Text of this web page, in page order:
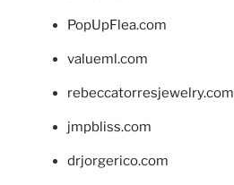
PopUpFlea.com
valueml.com
rebeccatorresjewelry.com
jmpbliss.com
drjorgerico.com